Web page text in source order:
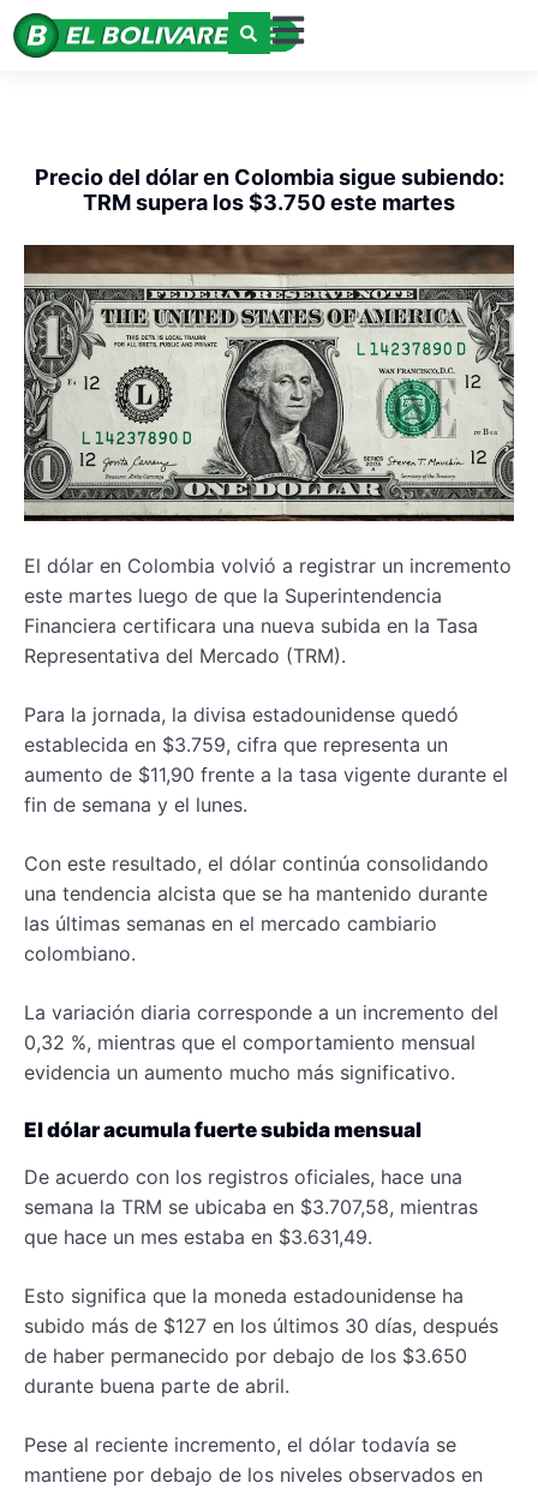
Precio del dólar en Colombia sigue subiendo:
TRM supera los $3.750 este martes
El dólar en Colombia volvió a registrar un incremento
este martes luego de que la Superintendencia
Financiera certificara una nueva subida en la Tasa
Representativa del Mercado (TRM).
Para la jornada, la divisa estadounidense quedó
establecida en $3.759, cifra que representa un
aumento de $11,90 frente a la tasa vigente durante el
fin de semana y el lunes.
Con este resultado, el dólar continúa consolidando
una tendencia alcista que se ha mantenido durante
las últimas semanas en el mercado cambiario
colombiano.
La variación diaria corresponde a un incremento del
0,32 %, mientras que el comportamiento mensual
evidencia un aumento mucho más significativo.
El dólar acumula fuerte subida mensual
De acuerdo con los registros oficiales, hace una
semana la TRM se ubicaba en $3.707,58, mientras
que hace un mes estaba en $3.631,49.
Esto significa que la moneda estadounidense ha
subido más de $127 en los últimos 30 días, después
de haber permanecido por debajo de los $3.650
durante buena parte de abril.
Pese al reciente incremento, el dólar todavía se
mantiene por debajo de los niveles observados en